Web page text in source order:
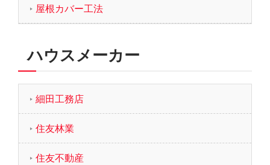
屋根カバー工法
ハウスメーカー
細田工務店
住友林業
住友不動産